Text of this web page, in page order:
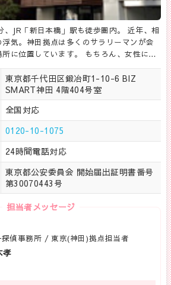
、JR「新日本橋」駅も徒歩圏内。 近年、相
気。神田拠点は多くのサラリーマンが会
所に位置しています。 もちろん、女性に…
東京都千代田区鍛冶町1-10-6 BIZ
SMART神田 4階404号室
全国対応
0120-10-1075
24時間電話対応
東京都公安委員会 開始届出証明書番号
第30070443号
担当者メッセージ
探偵事務所 / 東京(神田)拠点担当者
孝